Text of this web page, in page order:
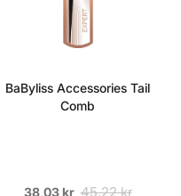
BaByliss Accessories Tail
Comb
38,03 kr 45,22 kr